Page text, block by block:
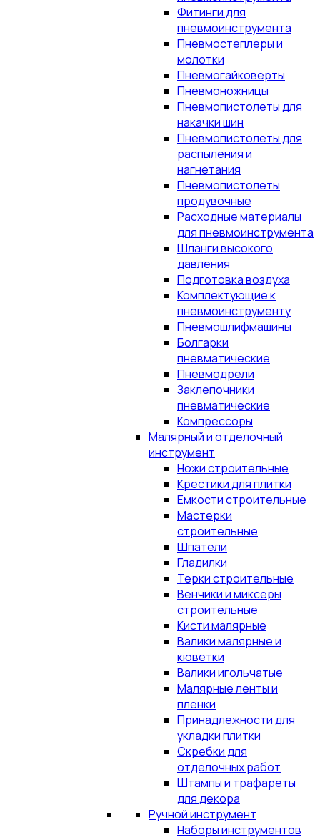
Фитинги для
пневмоинструмента
Пневмостеплеры и
молотки
Пневмогайковерты
Пневмоножницы
Пневмопистолеты для
накачки шин
Пневмопистолеты для
распыления и
нагнетания
Пневмопистолеты
продувочные
Расходные материалы
для пневмоинструмента
Шланги высокого
давления
Подготовка воздуха
Комплектующие к
пневмоинструменту
Пневмошлифмашины
Болгарки
пневматические
Пневмодрели
Заклепочники
пневматические
Компрессоры
Малярный и отделочный
инструмент
Ножи строительные
Крестики для плитки
Емкости строительные
Мастерки
строительные
Шпатели
Гладилки
Терки строительные
Венчики и миксеры
строительные
Кисти малярные
Валики малярные и
кюветки
Валики игольчатые
Малярные ленты и
пленки
Принадлежности для
укладки плитки
Скребки для
отделочных работ
Штампы и трафареты
для декора
Ручной инструмент
Наборы инструментов